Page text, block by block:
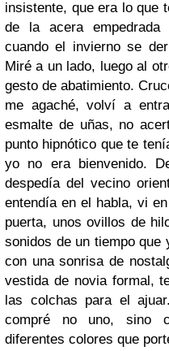
insistente, que era lo que
de la acera
cuando el invierno se
Miré a un lado, luego al
gesto de abatimiento.
me agaché, volví a
esmalte de uñas, no
punto hipnótico que te
yo no era bienvenido.
despedía del vecino
entendía en el habla, vi
puerta, unos ovillos de
sonidos de un tiempo que
con una sonrisa de
vestida de novia formal,
las colchas para el
compré no uno, sino
diferentes colores que